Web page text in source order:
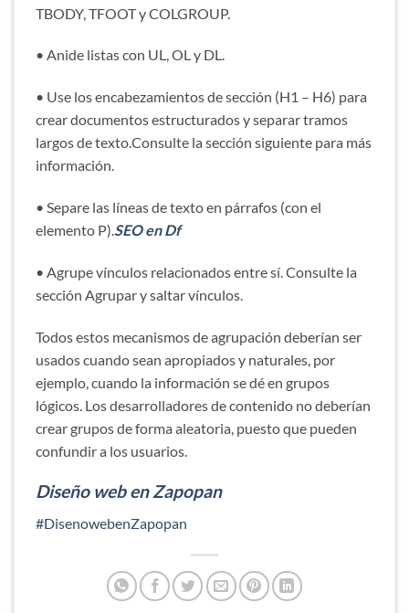
TBODY, TFOOT y COLGROUP.
• Anide listas con UL, OL y DL.
• Use los encabezamientos de sección (H1 – H6) para
crear documentos estructurados y separar tramos
largos de texto.Consulte la sección siguiente para más
información.
• Separe las líneas de texto en párrafos (con el
elemento P).SEO en Df
• Agrupe vínculos relacionados entre sí. Consulte la
sección Agrupar y saltar vínculos.
Todos estos mecanismos de agrupación deberían ser
usados cuando sean apropiados y naturales, por
ejemplo, cuando la información se dé en grupos
lógicos. Los desarrolladores de contenido no deberían
crear grupos de forma aleatoria, puesto que pueden
confundir a los usuarios.
Diseño web en Zapopan
#DisenowebenZapopan